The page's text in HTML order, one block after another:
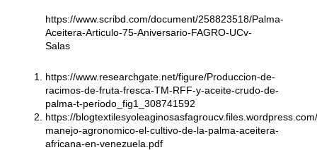
https://www.scribd.com/document/258823518/Palma-
Aceitera-Articulo-75-Aniversario-FAGRO-UCv-
Salas
https://www.researchgate.net/figure/Produccion-de-
racimos-de-fruta-fresca-TM-RFF-y-aceite-crudo-de-
palma-t-periodo_fig1_308741592
https://
manejo-agronomico-el-cultivo-de-la-palma-aceitera-
africana-en-venezuela.pdf